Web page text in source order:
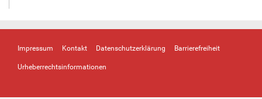
Impressum Kontakt Datenschutzerklärung Barrierefreiheit
Urheberrechtsinformationen